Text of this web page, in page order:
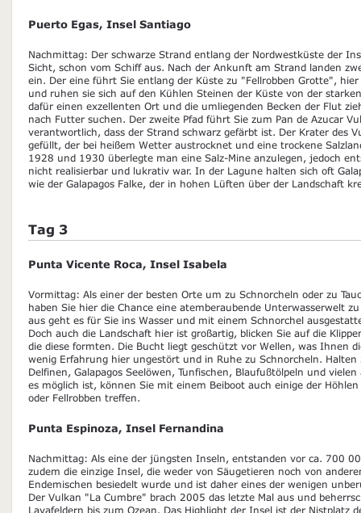
Puerto Egas, Insel Santiago
Nachmittag: Der schwarze Strand entlang der Nordwestküste der
Sicht, schon vom Schiff aus. Nach der Ankunft am Strand landen
ein. Der eine führt Sie entlang der Küste zu "Fellrobben Grotte",
und ruhen sie sich auf den Kühlen Steinen der Küste von der
dafür einen exzellenten Ort und die umliegenden Becken der Flut
nach Futter suchen. Der zweite Pfad führt Sie zum Pan de Azucar
verantwortlich, dass der Strand schwarz gefärbt ist. Der Krater des
gefüllt, der bei heißem Wetter austrocknet und eine trockene
1928 und 1930 überlegte man eine Salz-Mine anzulegen, jedoch
nicht realisierbar und lukrativ war. In der Lagune halten sich oft
wie der Galapagos Falke, der in hohen Lüften über der Landschaft
Tag 3
Punta Vicente Roca, Insel Isabela
Vormittag: Als einer der besten Orte um zu Schnorcheln oder zu
haben Sie hier die Chance eine atemberaubende Unterwasserwelt
aus geht es für Sie ins Wasser und mit einem Schnorchel
Doch auch die Landschaft hier ist großartig, blicken Sie auf die
die diese formten. Die Bucht liegt geschützt vor Wellen, was Ihnen
wenig Erfahrung hier ungestört und in Ruhe zu Schnorcheln. Halten
Delfinen, Galapagos Seelöwen, Tunfischen, Blaufußtölpeln und
es möglich ist, können Sie mit einem Beiboot auch einige der
oder Fellrobben treffen.
Punta Espinoza, Insel Fernandina
Nachmittag: Als eine der jüngsten Inseln, entstanden vor ca. 700
zudem die einzige Insel, die weder von Säugetieren noch von
Endemischen besiedelt wurde und ist daher eines der wenigen
Der Vulkan "La Cumbre" brach 2005 das letzte Mal aus und
Lavafeldern bis zum Ozean. Das Highlight der Insel ist der Nistplatz